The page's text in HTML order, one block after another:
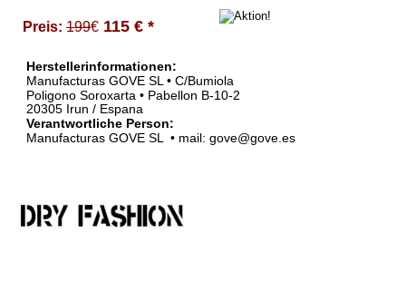
Preis: 199€ 115 € *
Herstellerinformationen:
Manufacturas GOVE SL • C/Bumiola
Poligono Soroxarta • Pabellon B-10-2
20305 Irun / Espana
Verantwortliche Person:
Manufacturas GOVE SL  • mail: gove@gove.es